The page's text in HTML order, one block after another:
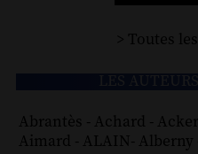
> Toutes
Abrantès - Achard -
Aimard - ALAIN- Alberny